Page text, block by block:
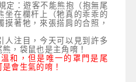
定：遊客不能熊抱（抱無尾
坐在欄杆上（牠真的乖乖的
著牠，來張搭肩的合照，
人注目，今天可以見到許多
，袋鼠也是主角唷！
和，但是唯一的罩門是尾
會生氣的唷！